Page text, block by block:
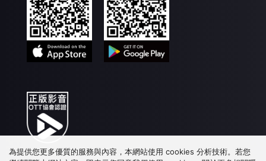
為提供您更多優質的服務與內容，本網站使用 cookies 分析技術。若您